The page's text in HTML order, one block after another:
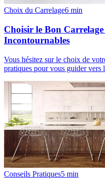
Choix du Carrelage6 min
Choisir le Bon
Incontournables
Vous hésitez sur le choix de
pratiques pour vous guider vers
Conseils Pratiques5 min